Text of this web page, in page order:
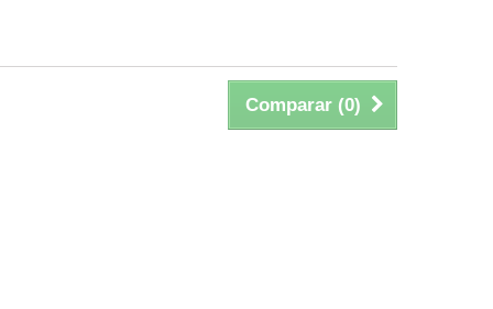
Comparar (0)